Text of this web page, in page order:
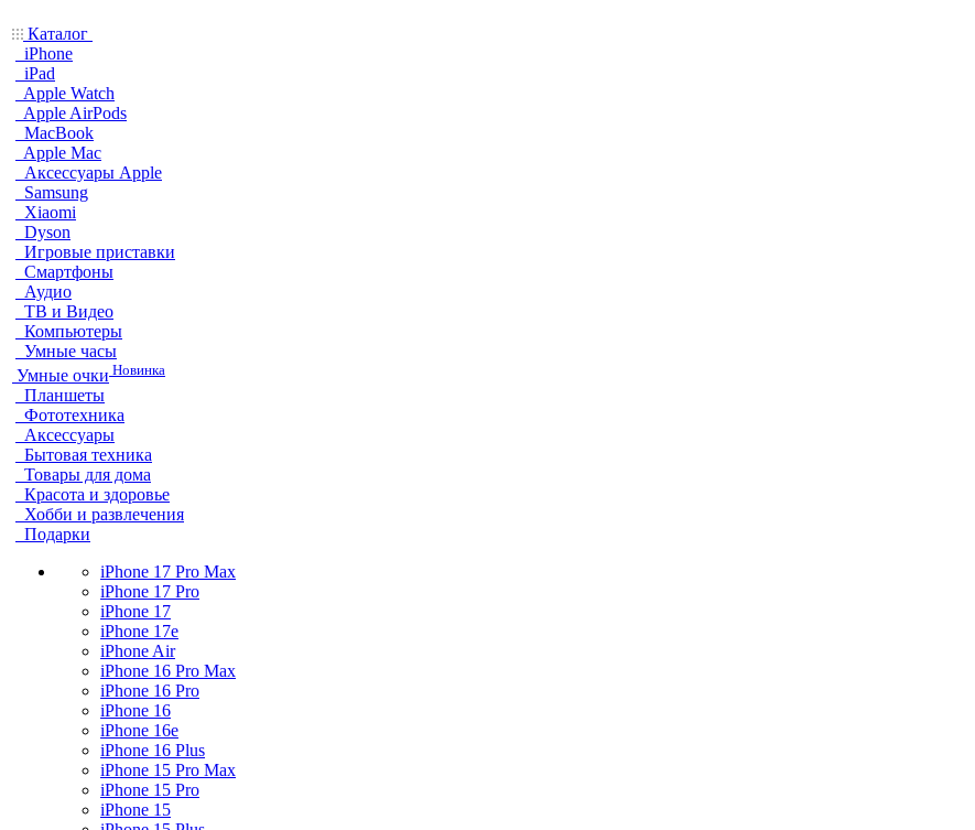
Каталог
iPhone
iPad
Apple Watch
Apple AirPods
MacBook
Apple Mac
Аксессуары Apple
Samsung
Xiaomi
Dyson
Игровые приставки
Смартфоны
Аудио
ТВ и Видео
Компьютеры
Умные часы
Умные очки Новинка
Планшеты
Фототехника
Аксессуары
Бытовая техника
Товары для дома
Красота и здоровье
Хобби и развлечения
Подарки
iPhone 17 Pro Max
iPhone 17 Pro
iPhone 17
iPhone 17e
iPhone Air
iPhone 16 Pro Max
iPhone 16 Pro
iPhone 16
iPhone 16e
iPhone 16 Plus
iPhone 15 Pro Max
iPhone 15 Pro
iPhone 15